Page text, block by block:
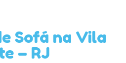
Sofá na Vila
– RJ